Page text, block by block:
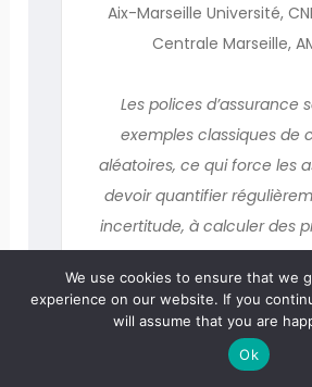
Aix-Marseille Université,
Centrale Marseille,
Les polices d’assurance
exemples classiques de
aléatoires, ce qui force les
devoir quantifier
incertitude, à calculer des
pour proposer des primes «
regard des engagements
prendre. N’est-il pas
s’interroger sur cette
de l’explosion de
We use cookies to ensure that we
experience on our website. If you
will assume that you are
Ok